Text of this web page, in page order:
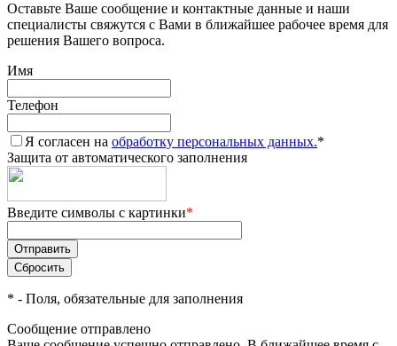
Оставьте Ваше сообщение и контактные данные и наши
специалисты свяжутся с Вами в ближайшее рабочее время для
решения Вашего вопроса.
Имя
Телефон
Я согласен на обработку персональных данных.*
Защита от автоматического заполнения
Введите символы с картинки*
* - Поля, обязательные для заполнения
Сообщение отправлено